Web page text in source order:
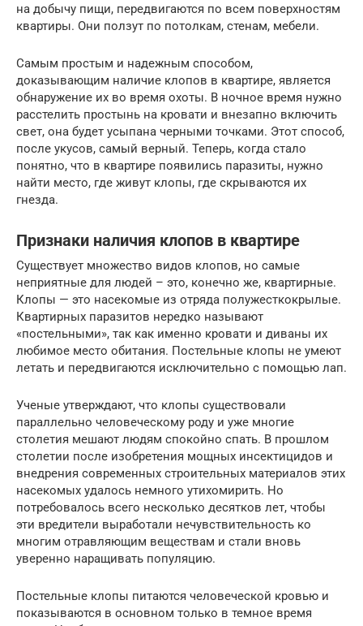
на добычу пищи, передвигаются по всем поверхностям
квартиры. Они ползут по потолкам, стенам, мебели.
Самым простым и надежным способом,
доказывающим наличие клопов в квартире, является
обнаружение их во время охоты. В ночное время нужно
расстелить простынь на кровати и внезапно включить
свет, она будет усыпана черными точками. Этот способ,
после укусов, самый верный. Теперь, когда стало
понятно, что в квартире появились паразиты, нужно
найти место, где живут клопы, где скрываются их
гнезда.
Признаки наличия клопов в квартире
Существует множество видов клопов, но самые
неприятные для людей – это, конечно же, квартирные.
Клопы — это насекомые из отряда полужесткокрылые.
Квартирных паразитов нередко называют
«постельными», так как именно кровати и диваны их
любимое место обитания. Постельные клопы не умеют
летать и передвигаются исключительно с помощью лап.
Ученые утверждают, что клопы существовали
параллельно человеческому роду и уже многие
столетия мешают людям спокойно спать. В прошлом
столетии после изобретения мощных инсектицидов и
внедрения современных строительных материалов этих
насекомых удалось немного утихомирить. Но
потребовалось всего несколько десятков лет, чтобы
эти вредители выработали нечувствительность ко
многим отравляющим веществам и стали вновь
уверенно наращивать популяцию.
Постельные клопы питаются человеческой кровью и
показываются в основном только в темное время